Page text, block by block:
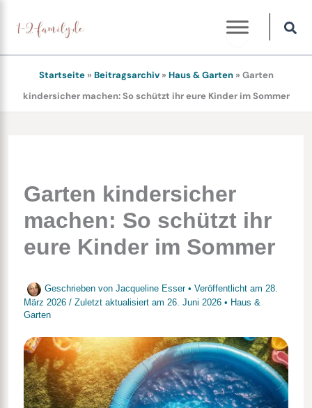
Inhalt
springen
Startseite» Beitragsarchiv» Haus & Garten» Garten
kindersicher machen: So schützt ihr eure Kinder im Sommer
Garten kindersicher
machen: So schützt ihr
eure Kinder im Sommer
Geschrieben von Jacqueline Esser • Veröffentlicht am 28.
März 2026 / Zuletzt aktualisiert am 26. Juni 2026• Haus &
Garten